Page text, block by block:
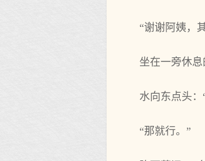
“谢谢阿姨，
坐在一旁休
水向东点头
“那就行。”